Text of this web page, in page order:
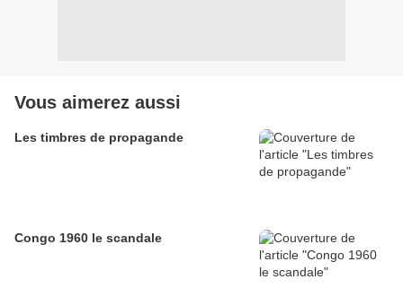
Vous aimerez aussi
Les timbres de propagande
Congo 1960 le scandale